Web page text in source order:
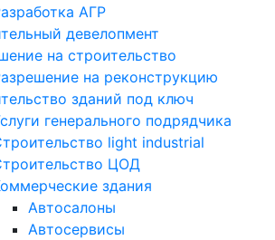
АГР
девелопмент
на строительство
на реконструкцию
зданий под ключ
генерального подрядчика
light industrial
ЦОД
здания
Автосалоны
Автосервисы